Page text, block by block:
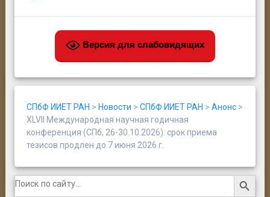
Версия для слабовидящих
СПбФ ИИЕТ РАН > Новости > СПбФ ИИЕТ РАН > Анонс>
XLVII Международная научная годичная
конференция (СПб, 26-30.10.2026): срок приема
тезисов продлен до 7 июня 2026 г.
Search
for:
Search Button